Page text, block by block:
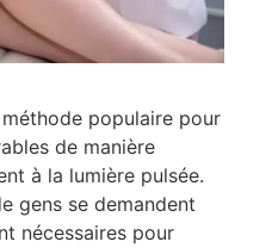
populaire pour
de manière
à la lumière pulsée.
gens se demandent
nécessaires pour